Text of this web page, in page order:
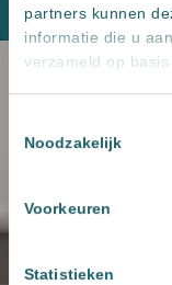
partners kunnen
informatie die u
verzameld op
Noodzakelijk
Voorkeuren
Statistieken
Plan een